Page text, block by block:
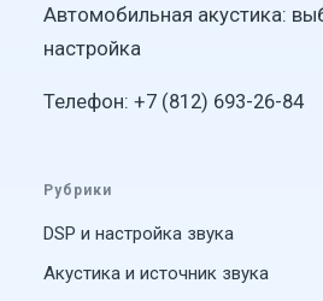
Автомобильная акустика:
настройка
Телефон: +7 (812) 693-26-84
Рубрики
DSP и настройка звука
Акустика и источник звука